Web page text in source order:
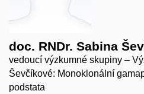
doc. RNDr. Sabina
vedoucí výzkumné skupiny –
Ševčíkové: Monoklonální
podstata